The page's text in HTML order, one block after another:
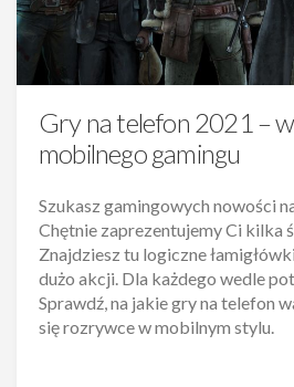
Gry na telefon 2021 –
mobilnego gamingu
Szukasz gamingowych nowości
Chętnie zaprezentujemy Ci kilka
Znajdziesz tu logiczne
dużo akcji. Dla każdego wedle
Sprawdź, na jakie gry na telefon
się rozrywce w mobilnym stylu.